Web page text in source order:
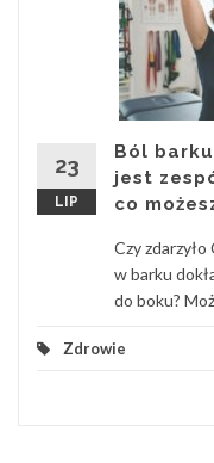
23
LIP
Ból
jest
co
Czy
w barku
do boku?
Zdrowie